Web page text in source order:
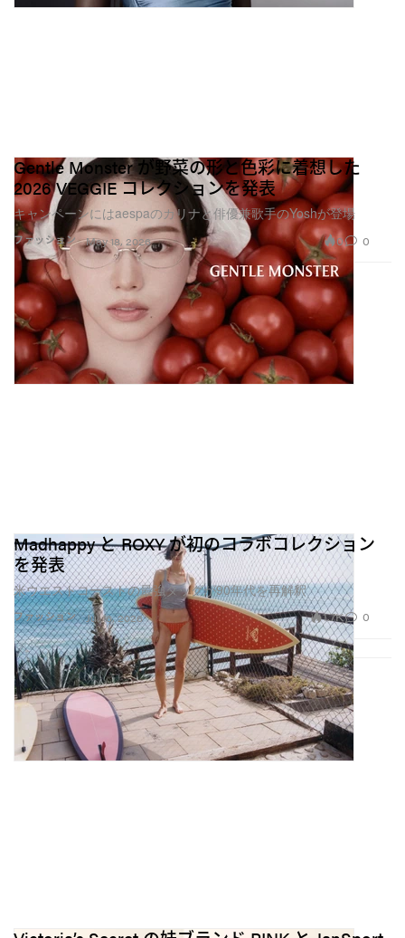
ファッション
Gentle Monster が野菜の形と色彩に着想した
2026 VEGGIE コレクションを発表
キャンペーンにはaespaのカリナと俳優兼歌手のYoshが登場
May 18, 2026 0 0
ファッション
Madhappy と ROXY が初のコラボコレクション
を発表
米ウエストコーストの最強タッグが90年代を再解釈
Jul 16, 2026 1.7K 0